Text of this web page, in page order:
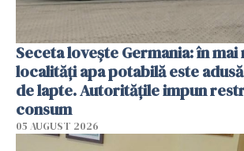
Seceta lovește Germania: în mai
localități apa potabilă este
de lapte. Autoritățile impun
consum
05 AUGUST 2026